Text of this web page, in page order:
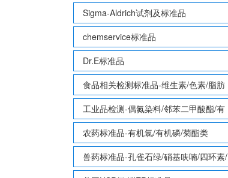
Sigma-Aldrich试剂及标准品
chemservice标准品
Dr.E标准品
食品相关检测标准品-维生素/色素/脂肪
酸甲酯等
工业品检测-偶氮染料/邻苯二甲酸酯/有
机锡/多溴联苯/多溴联苯醚/多氯联苯
农药标准品-有机氯/有机磷/菊酯类
兽药标准品-孔雀石绿/硝基呋喃/四环素/